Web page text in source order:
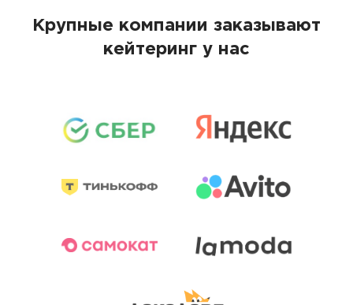
Крупные компании заказывают
кейтеринг у нас